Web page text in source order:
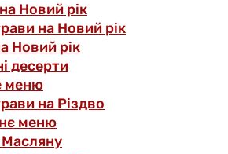
Новий рік
на Новий рік
Новий рік
десерти
меню
на Різдво
меню